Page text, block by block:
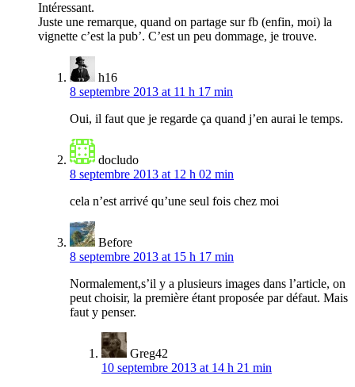
Intéressant.
Juste une remarque, quand on partage sur fb (enfin, moi) la
vignette c’est la pub’. C’est un peu dommage, je trouve.
h16
8 septembre 2013 at 11 h 17 min
Oui, il faut que je regarde ça quand j’en aurai le temps.
docludo
8 septembre 2013 at 12 h 02 min
cela n’est arrivé qu’une seul fois chez moi
Before
8 septembre 2013 at 15 h 17 min
Normalement,s’il y a plusieurs images dans l’article, on
peut choisir, la première étant proposée par défaut. Mais
faut y penser.
Greg42
10 septembre 2013 at 14 h 21 min